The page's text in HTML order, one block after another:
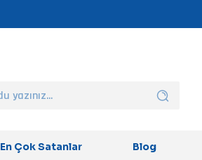
En Çok Satanlar Blog